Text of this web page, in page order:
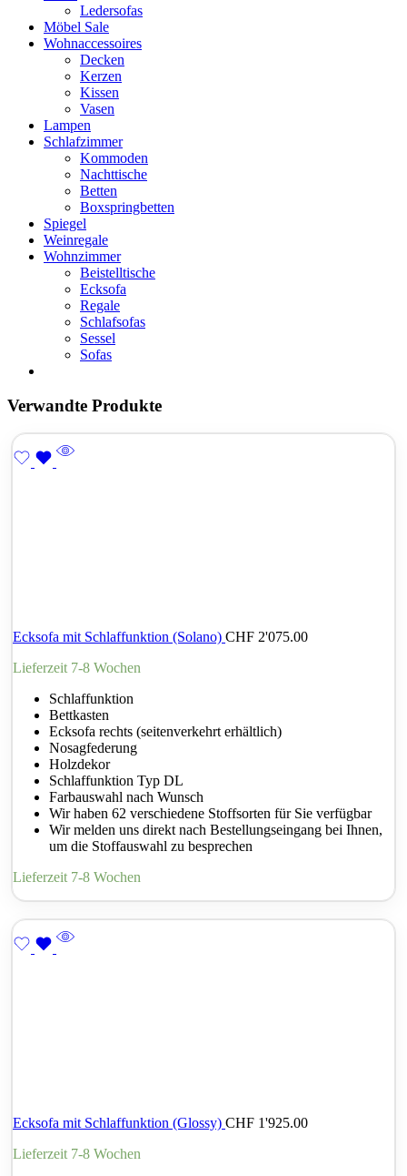
Ledersofas
Möbel Sale
Wohnaccessoires
Decken
Kerzen
Kissen
Vasen
Lampen
Schlafzimmer
Kommoden
Nachttische
Betten
Boxspringbetten
Spiegel
Weinregale
Wohnzimmer
Beistelltische
Ecksofa
Regale
Schlafsofas
Sessel
Sofas
Verwandte Produkte
Ecksofa mit Schlaffunktion (Solano) CHF 2'075.00
Lieferzeit 7-8 Wochen
Schlaffunktion
Bettkasten
Ecksofa rechts (seitenverkehrt erhältlich)
Nosagfederung
Holzdekor
Schlaffunktion Typ DL
Farbauswahl nach Wunsch
Wir haben 62 verschiedene Stoffsorten für Sie verfügbar
Wir melden uns direkt nach Bestellungseingang bei Ihnen,
um die Stoffauswahl zu besprechen
Lieferzeit 7-8 Wochen
Ecksofa mit Schlaffunktion (Glossy) CHF 1'925.00
Lieferzeit 7-8 Wochen